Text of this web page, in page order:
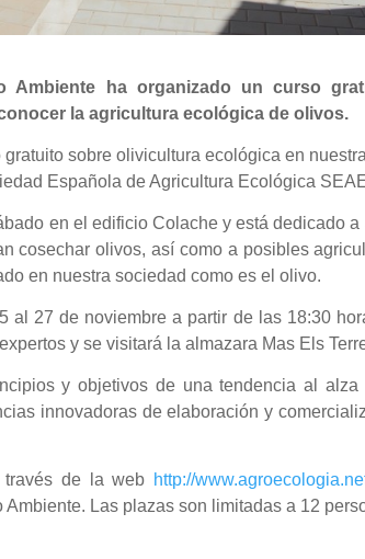
Ambiente ha organizado un curso
la agricultura ecológica de olivos.
sobre olivicultura ecológica en
Española de Agricultura Ecológica
en el edificio Colache y está dedicado
cosechar olivos, así como a posibles
en nuestra sociedad como es el olivo.
al 27 de noviembre a partir de las 18:30
y se visitará la almazara Mas Els
y objetivos de una tendencia al alza
innovadoras de elaboración y
través de la web http://
Las plazas son limitadas a 12